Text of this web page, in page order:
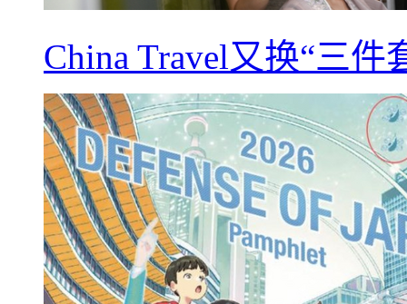
China Travel又换“三